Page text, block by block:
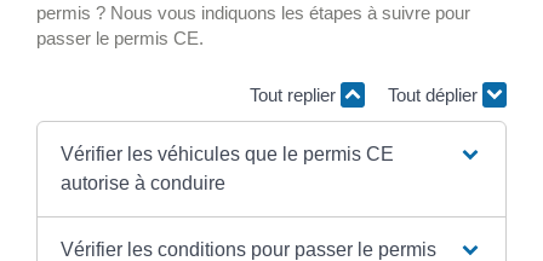
permis ? Nous vous indiquons les étapes à suivre pour
passer le permis CE.
Tout replier Tout déplier
Vérifier les véhicules que le permis CE
autorise à conduire
Vérifier les conditions pour passer le permis